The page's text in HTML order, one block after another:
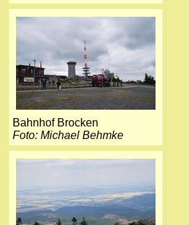
Bahnhof Brocken
Foto: Michael Behmke